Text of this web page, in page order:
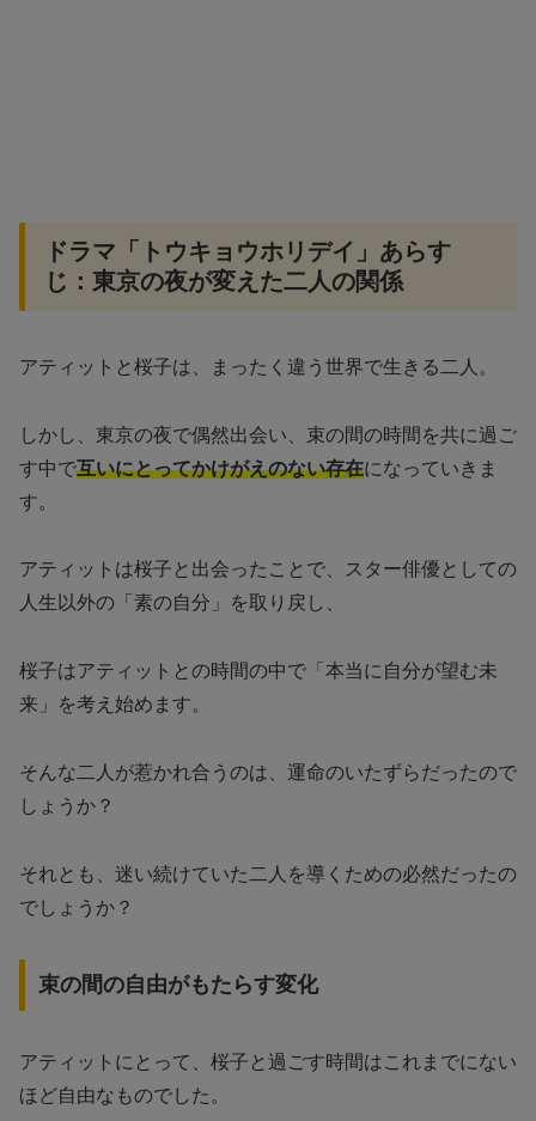
ドラマ「トウキョウホリデイ」あらす
じ：東京の夜が変えた二人の関係
アティットと桜子は、まったく違う世界で生きる二人。
しかし、東京の夜で偶然出会い、束の間の時間を共に過ご
す中で互いにとってかけがえのない存在になっていきま
す。
アティットは桜子と出会ったことで、スター俳優としての
人生以外の「素の自分」を取り戻し、
桜子はアティットとの時間の中で「本当に自分が望む未
来」を考え始めます。
そんな二人が惹かれ合うのは、運命のいたずらだったので
しょうか？
それとも、迷い続けていた二人を導くための必然だったの
でしょうか？
束の間の自由がもたらす変化
アティットにとって、桜子と過ごす時間はこれまでにない
ほど自由なものでした。